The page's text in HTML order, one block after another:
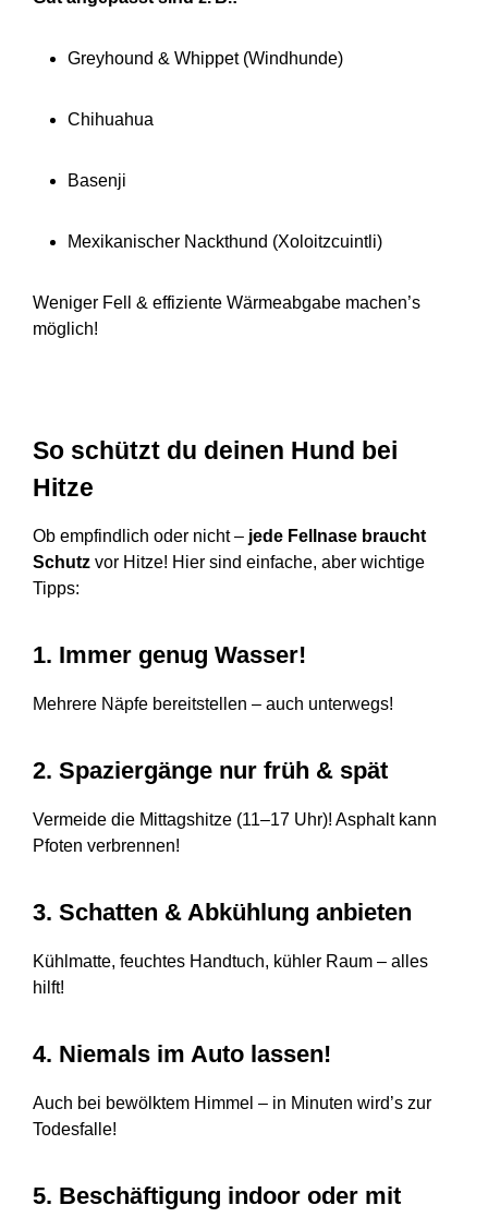
Greyhound & Whippet (Windhunde)
Chihuahua
Basenji
Mexikanischer Nackthund (Xoloitzcuintli)
Weniger Fell & effiziente Wärmeabgabe machen’s
möglich!
So schützt du deinen Hund bei
Hitze
Ob empfindlich oder nicht – jede Fellnase braucht
Schutz vor Hitze! Hier sind einfache, aber wichtige
Tipps:
1. Immer genug Wasser!
Mehrere Näpfe bereitstellen – auch unterwegs!
2. Spaziergänge nur früh & spät
Vermeide die Mittagshitze (11–17 Uhr)! Asphalt kann
Pfoten verbrennen!
3. Schatten & Abkühlung anbieten
Kühlmatte, feuchtes Handtuch, kühler Raum – alles
hilft!
4. Niemals im Auto lassen!
Auch bei bewölktem Himmel – in Minuten wird’s zur
Todesfalle!
5. Beschäftigung indoor oder mit